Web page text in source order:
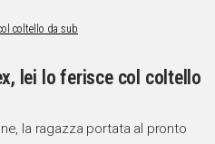
lei lo ferisce col coltello
la ragazza portata al pronto